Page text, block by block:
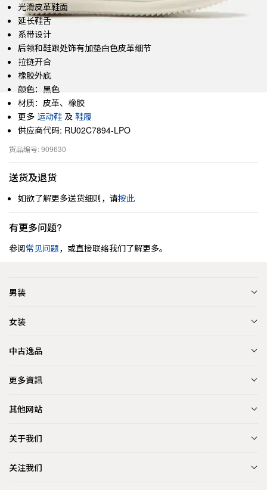
光滑皮革鞋面
延长鞋舌
系带设计
后领和鞋跟处饰有加垫白色皮革细节
拉链开合
橡胶外底
颜色：黑色
材质：皮革、橡胶
更多 运动鞋 及 鞋履
供应商代码: RU02C7894-LPO
货品编号: 909630
送货及退货
如欲了解更多送货细则，请按此
有更多问题?
参阅常见问题，或直接联络我们了解更多。
男装
女装
中古逸品
更多資訊
其他网站
关于我们
关注我们